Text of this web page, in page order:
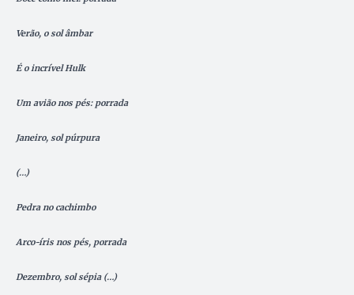
Verão, o sol âmbar
É o incrível Hulk
Um avião nos pés: porrada
Janeiro, sol púrpura
(…)
Pedra no cachimbo
Arco-íris nos pés, porrada
Dezembro, sol sépia (…)